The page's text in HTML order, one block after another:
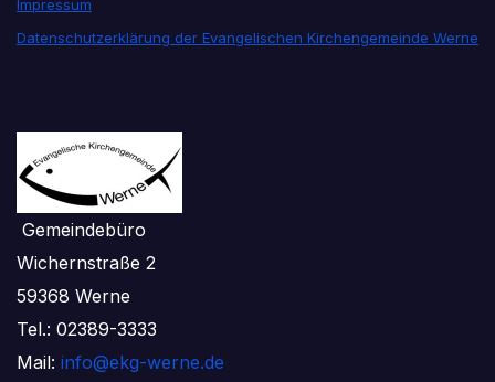
Impressum
Datenschutzerklärung der Evangelischen Kirchengemeinde Werne
Gemeindebüro
Wichernstraße 2
59368 Werne
Tel.: 02389-3333
Mail: info@ekg-werne.de